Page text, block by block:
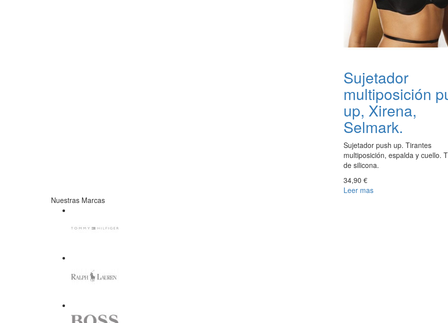
Sujetador
multiposición
up, Xirena,
Selmark.
Sujetador push up. Tirantes
multiposición, espalda y cuello.
de silicona.
34,90 €
Leer mas
Nuestras Marcas